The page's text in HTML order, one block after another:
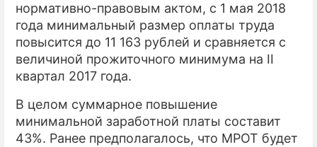
ПРЕСС-РЕЛИЗЫ
О ПРОЕКТЕ
нормативно-правовым актом, с 1 мая 2018
года минимальный размер оплаты труда
повысится до 11 163 рублей и сравняется с
величиной прожиточного минимума на II
квартал 2017 года.
В целом суммарное повышение
минимальной заработной платы составит
43%. Ранее предполагалось, что МРОТ будет